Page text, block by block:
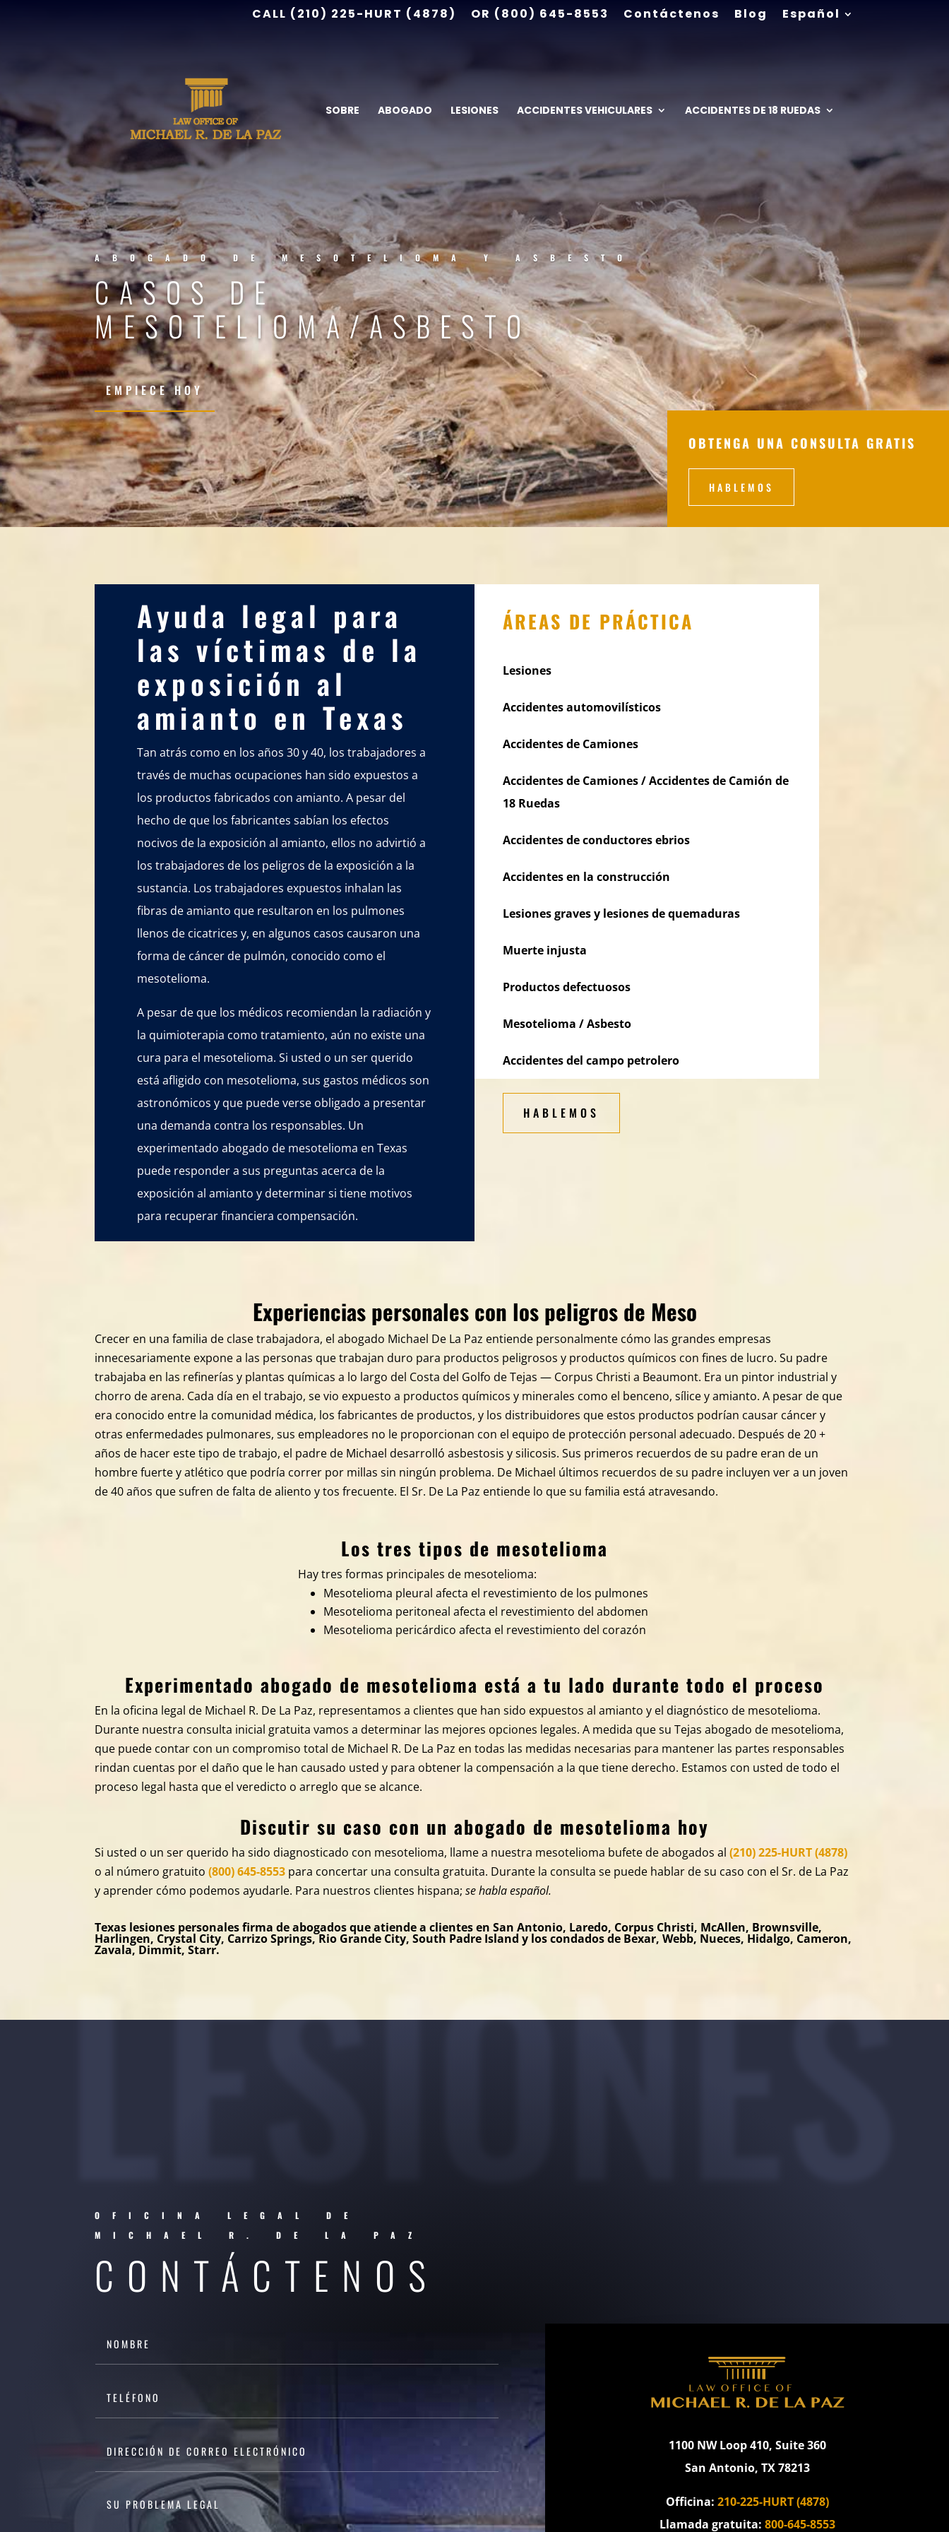
CALL (210) 225-HURT (4878) OR (800) 645-8553 Contáctenos Blog Español
SOBRE ABOGADO LESIONES ACCIDENTES VEHICULARES ACCIDENTES DE 18 RUEDAS
ABOGADO DE MESOTELIOMA Y ASBESTO
CASOS DE
MESOTELIOMA/ASBESTO
EMPIECE HOY
OBTENGA UNA CONSULTA GRATIS
HABLEMOS
Ayuda legal para
las víctimas de la
exposición al
amianto en Texas
Tan atrás como en los años 30 y 40, los trabajadores a
través de muchas ocupaciones han sido expuestos a
los productos fabricados con amianto. A pesar del
hecho de que los fabricantes sabían los efectos
nocivos de la exposición al amianto, ellos no advirtió a
los trabajadores de los peligros de la exposición a la
sustancia. Los trabajadores expuestos inhalan las
fibras de amianto que resultaron en los pulmones
llenos de cicatrices y, en algunos casos causaron una
forma de cáncer de pulmón, conocido como el
mesotelioma.
A pesar de que los médicos recomiendan la radiación y
la quimioterapia como tratamiento, aún no existe una
cura para el mesotelioma. Si usted o un ser querido
está afligido con mesotelioma, sus gastos médicos son
astronómicos y que puede verse obligado a presentar
una demanda contra los responsables. Un
experimentado abogado de mesotelioma en Texas
puede responder a sus preguntas acerca de la
exposición al amianto y determinar si tiene motivos
para recuperar financiera compensación.
ÁREAS DE PRÁCTICA
Lesiones
Accidentes automovilísticos
Accidentes de Camiones
Accidentes de Camiones / Accidentes de Camión de
18 Ruedas
Accidentes de conductores ebrios
Accidentes en la construcción
Lesiones graves y lesiones de quemaduras
Muerte injusta
Productos defectuosos
Mesotelioma / Asbesto
Accidentes del campo petrolero
HABLEMOS
Experiencias personales con los peligros de Meso
Crecer en una familia de clase trabajadora, el abogado Michael De La Paz entiende personalmente cómo las grandes empresas
innecesariamente expone a las personas que trabajan duro para productos peligrosos y productos químicos con fines de lucro. Su padre
trabajaba en las refinerías y plantas químicas a lo largo del Costa del Golfo de Tejas — Corpus Christi a Beaumont. Era un pintor industrial y
chorro de arena. Cada día en el trabajo, se vio expuesto a productos químicos y minerales como el benceno, sílice y amianto. A pesar de que
era conocido entre la comunidad médica, los fabricantes de productos, y los distribuidores que estos productos podrían causar cáncer y
otras enfermedades pulmonares, sus empleadores no le proporcionan con el equipo de protección personal adecuado. Después de 20 +
años de hacer este tipo de trabajo, el padre de Michael desarrolló asbestosis y silicosis. Sus primeros recuerdos de su padre eran de un
hombre fuerte y atlético que podría correr por millas sin ningún problema. De Michael últimos recuerdos de su padre incluyen ver a un joven
de 40 años que sufren de falta de aliento y tos frecuente. El Sr. De La Paz entiende lo que su familia está atravesando.
Los tres tipos de mesotelioma
Hay tres formas principales de mesotelioma:
Mesotelioma pleural afecta el revestimiento de los pulmones
Mesotelioma peritoneal afecta el revestimiento del abdomen
Mesotelioma pericárdico afecta el revestimiento del corazón
Experimentado abogado de mesotelioma está a tu lado durante todo el proceso
En la oficina legal de Michael R. De La Paz, representamos a clientes que han sido expuestos al amianto y el diagnóstico de mesotelioma.
Durante nuestra consulta inicial gratuita vamos a determinar las mejores opciones legales. A medida que su Tejas abogado de mesotelioma,
que puede contar con un compromiso total de Michael R. De La Paz en todas las medidas necesarias para mantener las partes responsables
rindan cuentas por el daño que le han causado usted y para obtener la compensación a la que tiene derecho. Estamos con usted de todo el
proceso legal hasta que el veredicto o arreglo que se alcance.
Discutir su caso con un abogado de mesotelioma hoy
Si usted o un ser querido ha sido diagnosticado con mesotelioma, llame a nuestra mesotelioma bufete de abogados al(210) 225-HURT (4878)
o al número gratuito(800) 645-8553 para concertar una consulta gratuita. Durante la consulta se puede hablar de su caso con el Sr. de La Paz
y aprender cómo podemos ayudarle. Para nuestros clientes hispana;se habla español.
Texas lesiones personales firma de abogados que atiende a clientes en San Antonio, Laredo, Corpus Christi, McAllen, Brownsville,
Harlingen, Crystal City, Carrizo Springs, Rio Grande City, South Padre Island y los condados de Bexar, Webb, Nueces, Hidalgo, Cameron,
Zavala, Dimmit, Starr.
LESIONES
OFICINA LEGAL DE
MICHAEL R. DE LA PAZ
CONTÁCTENOS
1100 NW Loop 410, Suite 360
San Antonio, TX 78213
Officina: 210-225-HURT (4878)
Llamada gratuita: 800-645-8553